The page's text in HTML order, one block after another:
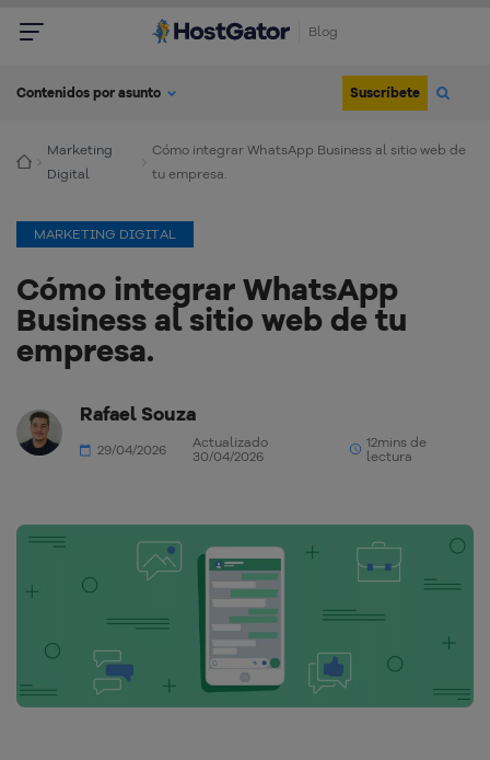
Blog
Contenidos por asunto Suscríbete
Marketing
Digital
Cómo integrar WhatsApp Business al sitio web de
tu empresa.
MARKETING DIGITAL
Cómo integrar WhatsApp
Business al sitio web de tu
empresa.
Rafael Souza
29/04/2026
Actualizado
30/04/2026
12mins de
lectura